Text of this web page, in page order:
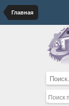
Главная